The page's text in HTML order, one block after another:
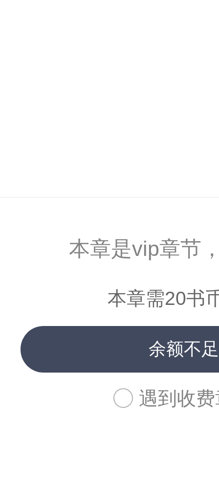
本章是vip章节
本章需20书
余额不
遇到收